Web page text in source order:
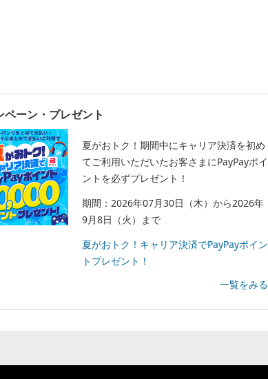
ペーン・プレゼント
夏がおトク！期間中にキャリア決済を初め
てご利用いただいたお客さまにPayPayポイ
ントを必ずプレゼント！
期間：2026年07月30日（木）から2026年
9月8日（火）まで
夏がおトク！キャリア決済でPayPayポイン
トプレゼント！
一覧をみる